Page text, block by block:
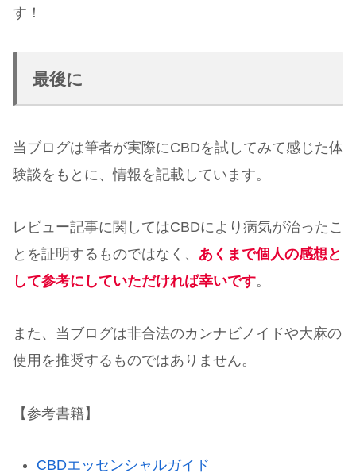
す！
最後に
当ブログは筆者が実際にCBDを試してみて感じた体
験談をもとに、情報を記載しています。
レビュー記事に関してはCBDにより病気が治ったこ
とを証明するものではなく、 あくまで個人の感想と
して参考にしていただければ幸いです。
また、当ブログは非合法のカンナビノイドや大麻の
使用を推奨するものではありません。
【参考書籍】
CBDエッ センシャルガイド